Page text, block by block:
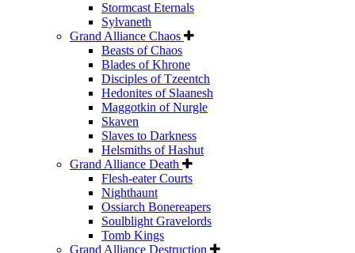
Stormcast Eternals
Sylvaneth
Grand Alliance Chaos
Beasts of Chaos
Blades of Khrone
Disciples of Tzeentch
Hedonites of Slaanesh
Maggotkin of Nurgle
Skaven
Slaves to Darkness
Helsmiths of Hashut
Grand Alliance Death
Flesh-eater Courts
Nighthaunt
Ossiarch Bonereapers
Soulblight Gravelords
Tomb Kings
Grand Alliance Destruction